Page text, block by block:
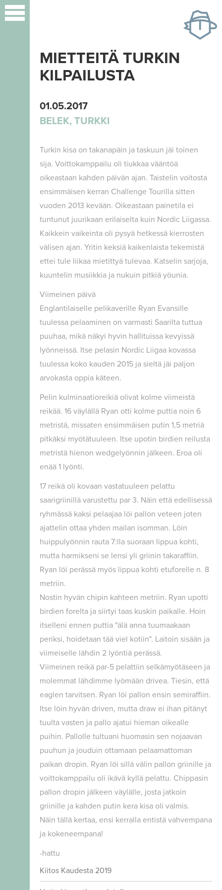
MIETTEITÄ TURKIN
KILPAILUSTA
01.05.2017
BELEK, TURKKI
Turkin kisa on takanapäin ja taskuun jäi toinen
sija. Voittokamppailu oli tiukkaa vääntöä
oikeastaan kahden päivän ajan. Taistelin voitosta
ensimmäisen kerran Challenge Tourilla sitten
vuoden 2013 kevään. Oikeastaan painetila ei
tuntunut juurikaan erilaiselta kuin Nordic Liigassa.
Kaikkein vaikeinta oli pysyä hetkessä kierrosten
välisen ajan. Yritin keksiä kaikenlaista tekemistä
ettei tule liikaa mietittyä tulevaa. Katselin sarjoja,
kuuntelin musiikkia ja nukuin pitkiä yöunia.
Viimeinen päivä
Englantilaiselle pelikaverille Ryan Evansille
tuulessa pelaaminen on varmasti Saarilta tuttua
puuhaa, mikä näkyi hyvin hallituissa kevyissä
lyönneissä. Itse pelasin Nordic Liigaa kovassa
tuulessa koko kauden 2015 ja sieltä jäi paljon
arvokasta oppia käteen.
Pelin kulminaatioreikiä olivat kolme viimeistä
reikää. 16 väylällä Ryan otti kolme puttia noin 6
metristä, missaten ensimmäisen putin 1,5 metriä
pitkäksi myötätuuleen. Itse upotin birdien reilusta
metristä hienon wedgelyönnin jälkeen. Eroa oli
enää 1 lyönti.
17 reikä oli kovaan vastatuuleen pelattu
saarigriinillä varustettu par 3. Näin että edellisessä
ryhmässä kaksi pelaajaa löi pallon veteen joten
ajattelin ottaa yhden mailan isomman. Löin
huippulyönnin rauta 7:lla suoraan lippua kohti,
mutta harmikseni se lensi yli griinin takaraffiin.
Ryan löi perässä myös lippua kohti etuforelle n. 8
metriin.
Nostin hyvän chipin kahteen metriin. Ryan upotti
birdien forelta ja siirtyi taas kuskin paikalle. Hoin
itselleni ennen puttia "älä anna tuumaakaan
periksi, hoidetaan tää viel kotiin". Laitoin sisään ja
viimeiselle lähdin 2 lyöntiä perässä.
Viimeinen reikä par-5 pelattiin selkämyötäseen ja
molemmat lähdimme lyömään drivea. Tiesin, että
eaglen tarvitsen. Ryan löi pallon ensin semiraffiin.
Itse löin hyvän driven, mutta draw ei ihan pitänyt
tuulta vasten ja pallo ajatui hieman oikealle
puihin. Pallolle tultuani huomasin sen nojaavan
puuhun ja jouduin ottamaan pelaamattoman
paikan dropin. Ryan löi sillä välin pallon griinille ja
voittokamppailu oli ikävä kyllä pelattu. Chippasin
pallon dropin jälkeen väylälle, josta jatkoin
griinille ja kahden putin kera kisa oli valmis.
Näin tällä kertaa, ensi kerralla entistä vahvempana
ja kokeneempana!
-hattu
Kiitos Kaudesta 2019